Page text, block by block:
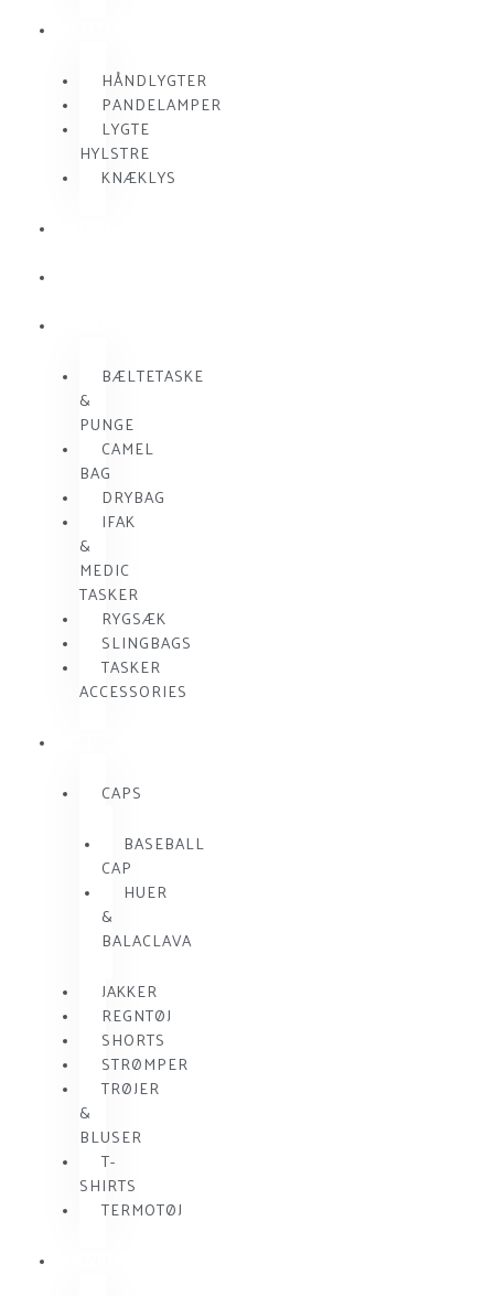
HÅNDLYGTER
PANDELAMPER
LYGTE
HYLSTRE
KNÆKLYS
BÆLTETASKE
&
PUNGE
CAMEL
BAG
DRYBAG
IFAK
&
MEDIC
TASKER
RYGSÆK
SLINGBAGS
TASKER
ACCESSORIES
CAPS
BASEBALL
CAP
HUER
&
BALACLAVA
JAKKER
REGNTØJ
SHORTS
STRØMPER
TRØJER
&
BLUSER
T-
SHIRTS
TERMOTØJ